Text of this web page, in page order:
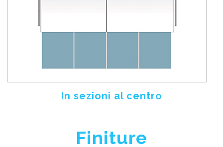
In sezioni al centro
Finiture